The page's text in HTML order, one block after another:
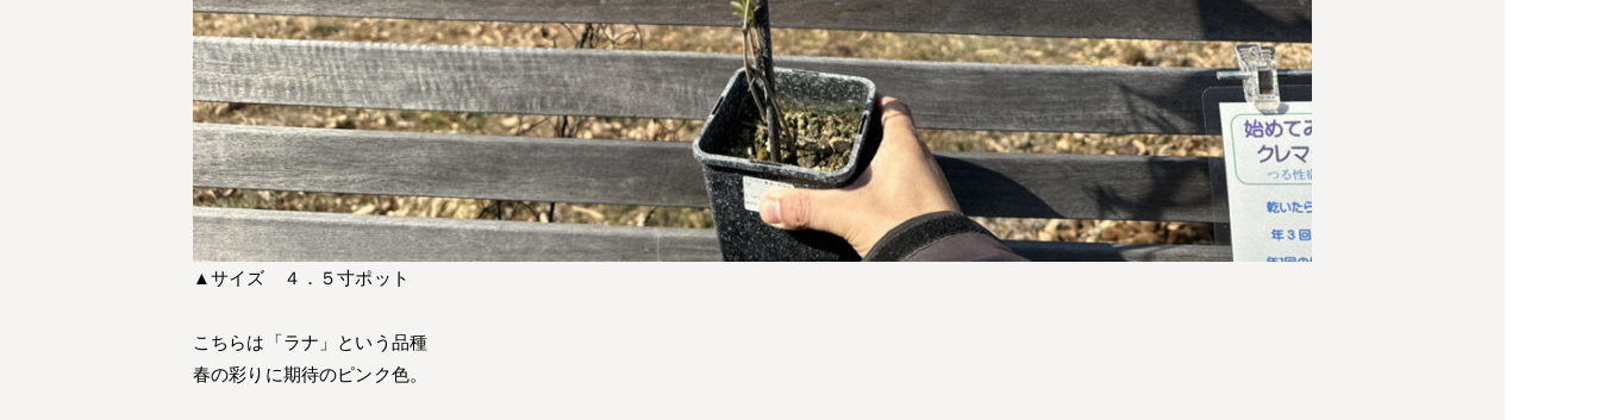
▲サイズ ４．５寸ポット
こちらは「ラナ」という品種
春の彩りに期待のピンク色。